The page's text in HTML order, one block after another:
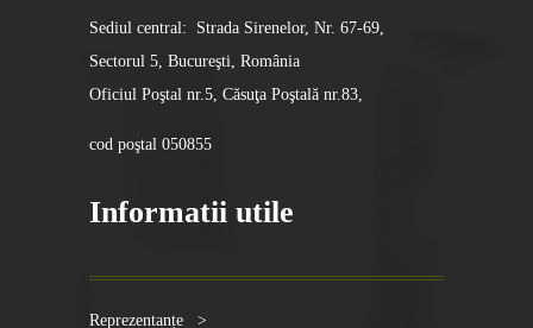
Sediul central: Strada Sirenelor, Nr. 67-69,
Sectorul 5, Bucureşti, România
Oficiul Poştal nr.5, Căsuţa Poştală nr.83,
cod poştal 050855
Informatii utile
Reprezentanțe >